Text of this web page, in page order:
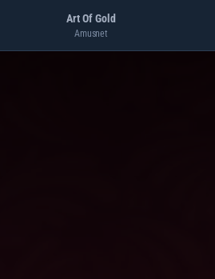
Art Of Gold
Amusnet